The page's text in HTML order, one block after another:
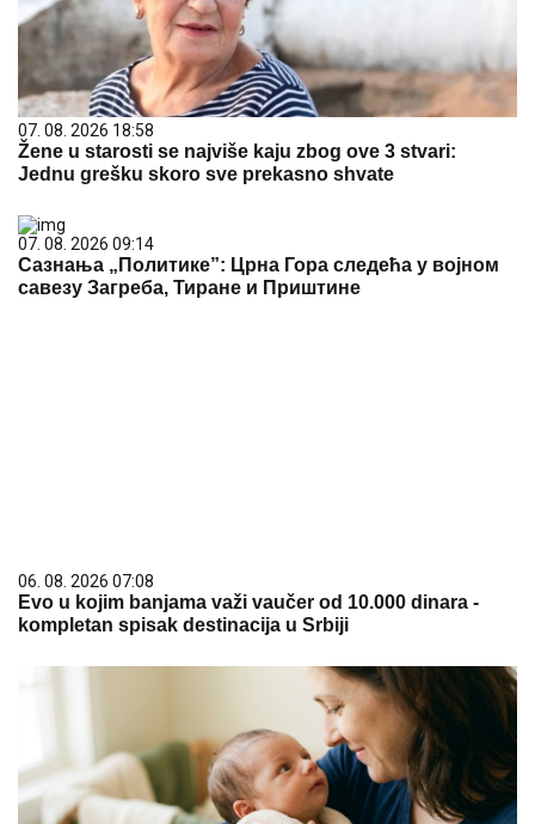
07. 08. 2026 18:58
Žene u starosti se najviše kaju zbog ove 3 stvari:
Jednu grešku skoro sve prekasno shvate
07. 08. 2026 09:14
Сазнања „Политике”: Црна Гора следећа у војном
савезу Загреба, Тиране и Приштине
06. 08. 2026 07:08
Evo u kojim banjama važi vaučer od 10.000 dinara -
kompletan spisak destinacija u Srbiji